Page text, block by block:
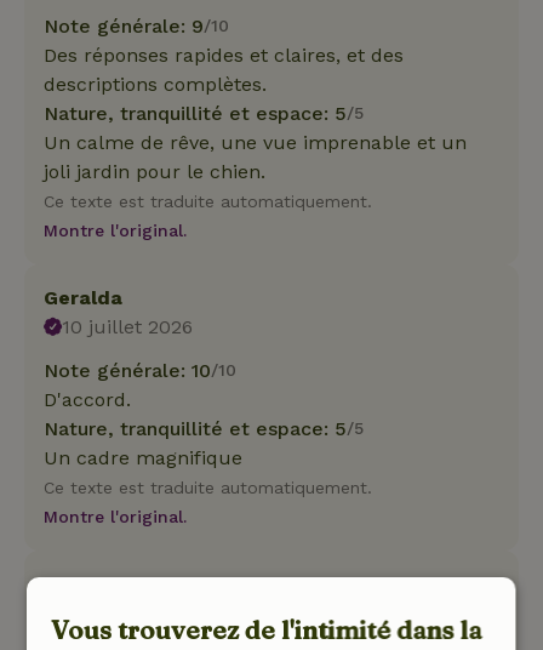
Note générale: 9/10
Des réponses rapides et claires, et des
descriptions complètes.
Nature, tranquillité et espace: 5/5
Un calme de rêve, une vue imprenable et un
joli jardin pour le chien.
Ce texte est traduite automatiquement.
Montre l'original.
Geralda
10 juillet 2026
Note générale: 10/10
D'accord.
Nature, tranquillité et espace: 5/5
Un cadre magnifique
Ce texte est traduite automatiquement.
Montre l'original.
Petra
Vous trouverez de l'intimité dans la